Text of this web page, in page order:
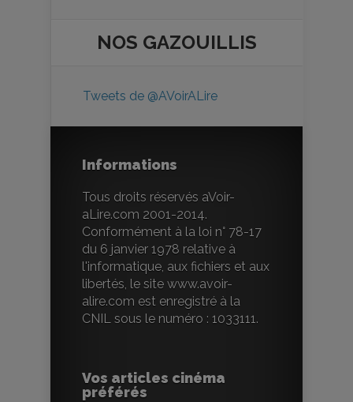
NOS GAZOUILLIS
Tweets de @AVoirALire
Informations
Tous droits réservés aVoir-
aLire.com 2001-2014.
Conformément à la loi n° 78-17
du 6 janvier 1978 relative à
l'informatique, aux fichiers et aux
libertés, le site www.avoir-
alire.com est enregistré à la
CNIL sous le numéro : 1033111.
Vos articles cinéma
préférés